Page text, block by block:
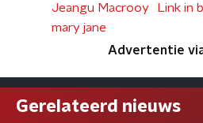
Jeangu Macrooy
Link in
mary jane
Advertentie
Gerelateerd nieuws